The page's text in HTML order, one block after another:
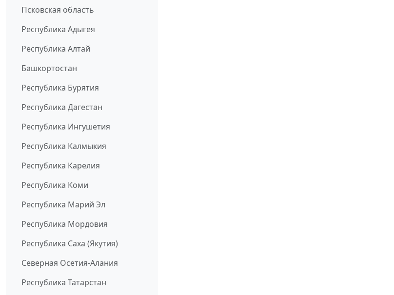
Псковская область
Республика Адыгея
Республика Алтай
Башкортостан
Республика Бурятия
Республика Дагестан
Республика Ингушетия
Республика Калмыкия
Республика Карелия
Республика Коми
Республика Марий Эл
Республика Мордовия
Республика Саха (Якутия)
Северная Осетия-Алания
Республика Татарстан